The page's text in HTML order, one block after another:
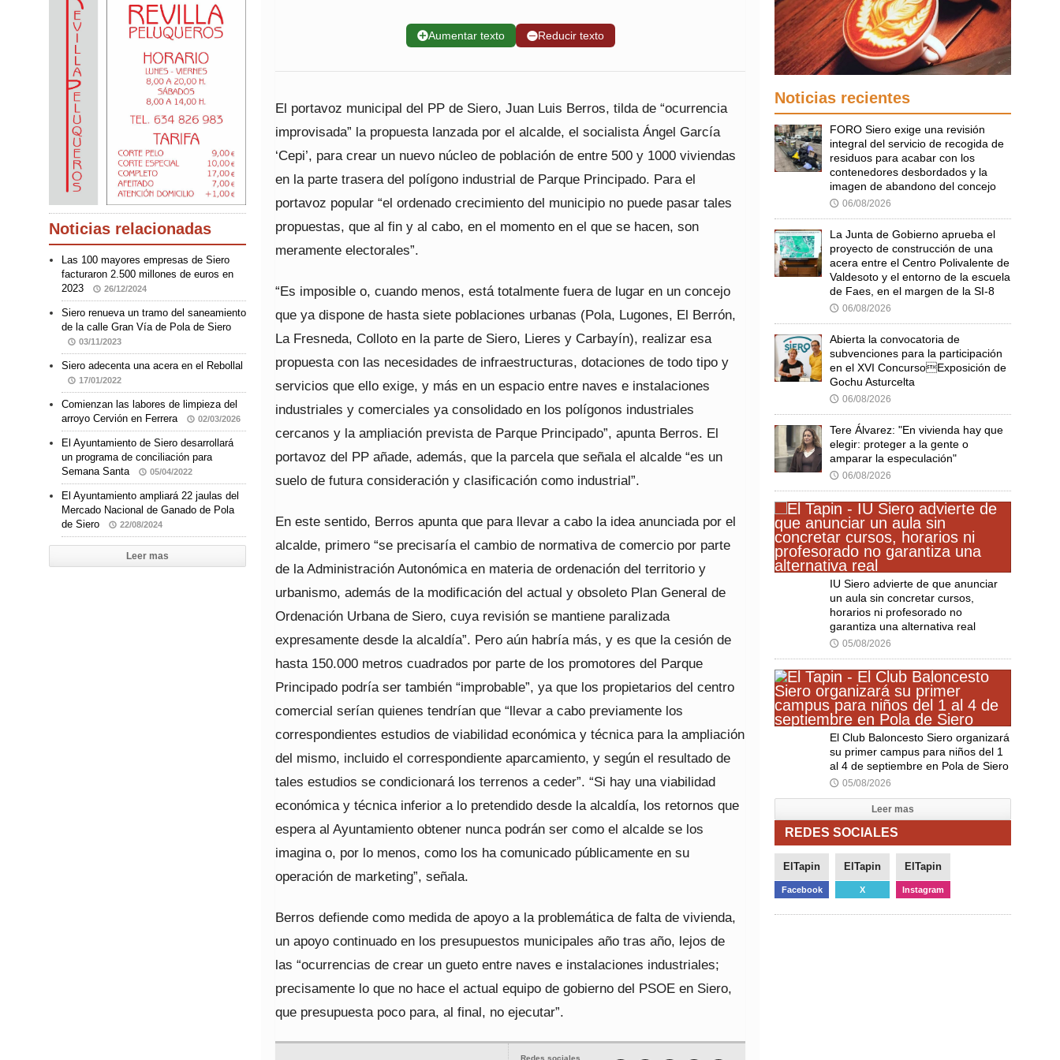
➕Aumentar texto ➖Reducir texto
El portavoz municipal del PP de Siero, Juan Luis Berros, tilda de “ocurrencia
improvisada” la propuesta lanzada por el alcalde, el socialista Ángel García
‘Cepi’, para crear un nuevo núcleo de población de entre 500 y 1000 viviendas
en la parte trasera del polígono industrial de Parque Principado. Para el
portavoz popular “el ordenado crecimiento del municipio no puede pasar tales
propuestas, que al fin y al cabo, en el momento en el que se hacen, son
meramente electorales”.
“Es imposible o, cuando menos, está totalmente fuera de lugar en un concejo
que ya dispone de hasta siete poblaciones urbanas (Pola, Lugones, El Berrón,
La Fresneda, Colloto en la parte de Siero, Lieres y Carbayín), realizar esa
propuesta con las necesidades de infraestructuras, dotaciones de todo tipo y
servicios que ello exige, y más en un espacio entre naves e instalaciones
industriales y comerciales ya consolidado en los polígonos industriales
cercanos y la ampliación prevista de Parque Principado”, apunta Berros. El
portavoz del PP añade, además, que la parcela que señala el alcalde “es un
suelo de futura consideración y clasificación como industrial”.
En este sentido, Berros apunta que para llevar a cabo la idea anunciada por el
alcalde, primero “se precisaría el cambio de normativa de comercio por parte
de la Administración Autonómica en materia de ordenación del territorio y
urbanismo, además de la modificación del actual y obsoleto Plan General de
Ordenación Urbana de Siero, cuya revisión se mantiene paralizada
expresamente desde la alcaldía”. Pero aún habría más, y es que la cesión de
hasta 150.000 metros cuadrados por parte de los promotores del Parque
Principado podría ser también “improbable”, ya que los propietarios del centro
comercial serían quienes tendrían que “llevar a cabo previamente los
correspondientes estudios de viabilidad económica y técnica para la ampliación
del mismo, incluido el correspondiente aparcamiento, y según el resultado de
tales estudios se condicionará los terrenos a ceder”. “Si hay una viabilidad
económica y técnica inferior a lo pretendido desde la alcaldía, los retornos que
espera al Ayuntamiento obtener nunca podrán ser como el alcalde se los
imagina o, por lo menos, como los ha comunicado públicamente en su
operación de marketing”, señala.
Berros defiende como medida de apoyo a la problemática de falta de vivienda,
un apoyo continuado en los presupuestos municipales año tras año, lejos de
las “ocurrencias de crear un gueto entre naves e instalaciones industriales;
precisamente lo que no hace el actual equipo de gobierno del PSOE en Siero,
que presupuesta poco para, al final, no ejecutar”.
Redes sociales
Noticias relacionadas
Las 100 mayores empresas de Siero
facturaron 2.500 millones de euros en
2023
26/12/2024
Siero renueva un tramo del saneamiento
de la calle Gran Vía de Pola de Siero
03/11/2023
Siero adecenta una acera en el Rebollal
17/01/2022
Comienzan las labores de limpieza del
arroyo Cervión en Ferrera
02/03/2026
El Ayuntamiento de Siero desarrollará
un programa de conciliación para
Semana Santa
05/04/2022
El Ayuntamiento ampliará 22 jaulas del
Mercado Nacional de Ganado de Pola
de Siero
22/08/2024
Leer mas
Noticias recientes
FORO Siero exige una revisión
integral del servicio de recogida de
residuos para acabar con los
contenedores desbordados y la
imagen de abandono del concejo
🕔 06/08/2026
La Junta de Gobierno aprueba el
proyecto de construcción de una
acera entre el Centro Polivalente de
Valdesoto y el entorno de la escuela
de Faes, en el margen de la SI-8
🕔 06/08/2026
Abierta la convocatoria de
subvenciones para la participación
en el XVI ConcursoExposición de
Gochu Asturcelta
🕔 06/08/2026
Tere Álvarez: "En vivienda hay que
elegir: proteger a la gente o
amparar la especulación"
🕔 06/08/2026
IU Siero advierte de que anunciar
un aula sin concretar cursos,
horarios ni profesorado no
garantiza una alternativa real
🕔 05/08/2026
El Club Baloncesto Siero organizará
su primer campus para niños del 1
al 4 de septiembre en Pola de Siero
🕔 05/08/2026
Leer mas
REDES SOCIALES
ElTapin
Facebook
ElTapin
X
ElTapin
Instagram